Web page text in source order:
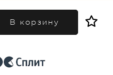
В корзину